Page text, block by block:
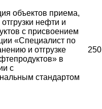
объектов приема,
нефти и
с присвоением
«Специалист по
и отгрузке
в
с
стандартом
250